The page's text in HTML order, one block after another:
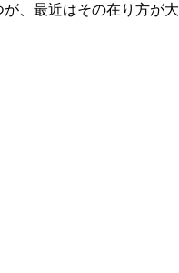
、最近はその在り方が大